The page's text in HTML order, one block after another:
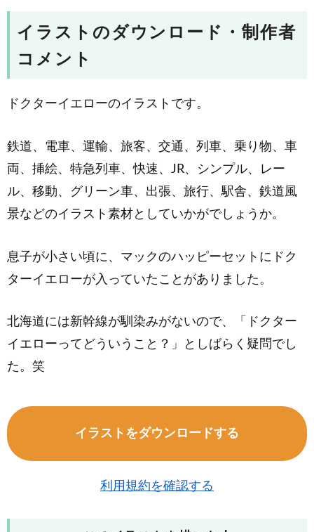
イラストのダウンロード・制作者
コメント
ドクターイエローのイラストです。
鉄道、電車、運輸、旅客、交通、列車、乗り物、車
両、挿絵、特急列車、快速、JR、シンプル、レー
ル、移動、グリーン車、出張、旅行、駅舎、鉄道風
景などのイラスト素材としていかがでしょうか。
息子が小さい頃に、マックのハッピーセットにドク
ターイエローが入っていたことがありました。
北海道には新幹線が馴染みがないので、「ドクター
イエローってどういうこと？」としばらく疑問でし
た。笑
イラストをダウンロードする
利用規約を確認する